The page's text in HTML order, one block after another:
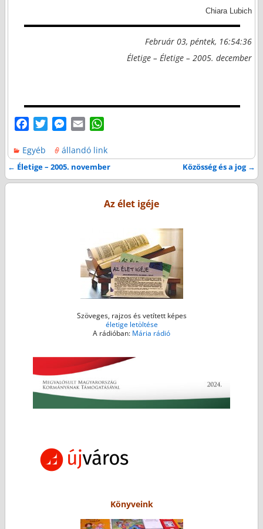
Chiara Lubich
Február 03, péntek, 16:54:36
Életige – Életige – 2005. december
c
e
b
t
t
M
s
s
e
a
i
l
a
t
s
p
Egyéb állandó link
Bejegyzés navigáció
← Életige – 2005. november Közösség és a jog →
Az élet igéje
Szöveges, rajzos és vetített képes
életige letöltése
A rádióban: Mária rádió
Könyveink